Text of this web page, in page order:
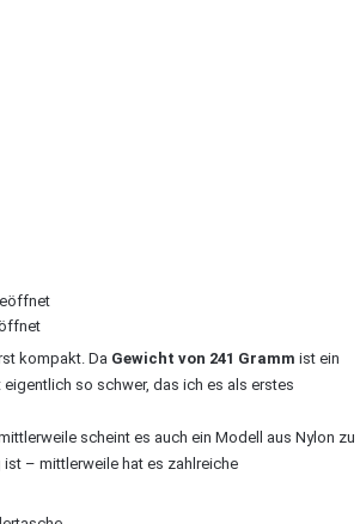
kompakt. Da Gewicht von 241 Gramm ist ein
so schwer, das ich es als erstes
scheint es auch ein Modell aus Nylon zu
– mittlerweile hat es zahlreiche